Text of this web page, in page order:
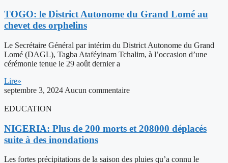
TOGO: le District Autonome du Grand Lomé au
chevet des orphelins
Le Secrétaire Général par intérim du District Autonome du Grand
Lomé (DAGL), Tagba Ataféyinam Tchalim, à l’occasion d’une
cérémonie tenue le 29 août dernier a
Lire»
septembre 3, 2024 Aucun commentaire
EDUCATION
NIGERIA: Plus de 200 morts et 208000 déplacés
suite à des inondations
Les fortes précipitations de la saison des pluies qu’a connu le